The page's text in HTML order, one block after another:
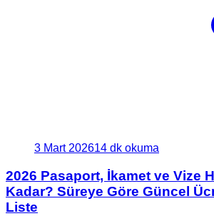
3 Mart 202614 dk okuma
2026 Pasaport, İkamet ve Vize
Kadar? Süreye Göre Güncel
Liste